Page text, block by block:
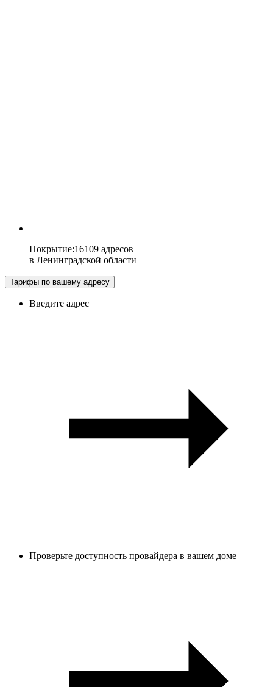
Покрытие:16109 адресов
в Ленинградской области
Тарифы по вашему адресу
Введите адрес
Проверьте доступность провайдера в вашем доме